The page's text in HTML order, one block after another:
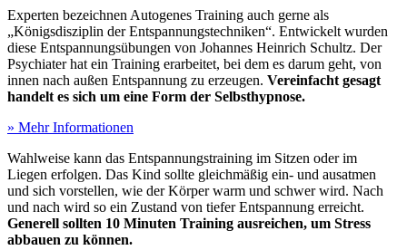
Experten bezeichnen Autogenes Training auch gerne als
„Königsdisziplin der Entspannungstechniken“. Entwickelt wurden
diese Entspannungsübungen von Johannes Heinrich Schultz. Der
Psychiater hat ein Training erarbeitet, bei dem es darum geht, von
innen nach außen Entspannung zu erzeugen. Vereinfacht gesagt
handelt es sich um eine Form der Selbsthypnose.
» Mehr Informationen
Wahlweise kann das Entspannungstraining im Sitzen oder im
Liegen erfolgen. Das Kind sollte gleichmäßig ein- und ausatmen
und sich vorstellen, wie der Körper warm und schwer wird. Nach
und nach wird so ein Zustand von tiefer Entspannung erreicht.
Generell sollten 10 Minuten Training ausreichen, um Stress
abbauen zu können.